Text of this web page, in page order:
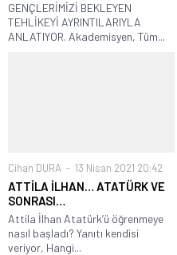
GENÇLERİMİZİ BEKLEYEN
TEHLİKEYİ AYRINTILARIYLA
ANLATIYOR. Akademisyen, Tüm...
Cihan DURA 13 Nisan 2021 20:42
ATTİLA İLHAN… ATATÜRK VE
SONRASI…
Attila İlhan Atatürk’ü öğrenmeye
nasıl başladı? Yanıtı kendisi
veriyor, Hangi...